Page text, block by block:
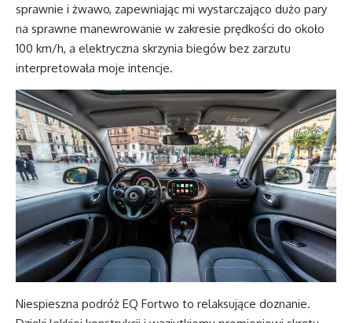
sprawnie i żwawo, zapewniając mi wystarczająco dużo pary
na sprawne manewrowanie w zakresie prędkości do około
100 km/h, a elektryczna skrzynia biegów bez zarzutu
interpretowała moje intencje.
Niespieszna podróż EQ Fortwo to relaksujące doznanie.